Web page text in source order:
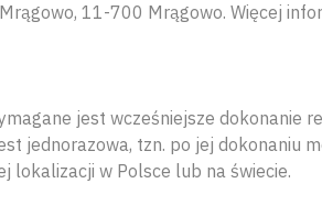
11-700 Mrągowo. Więcej
jest wcześniejsze dokonanie
jednorazowa, tzn. po jej dokonaniu
lokalizacji w Polsce lub na świecie.